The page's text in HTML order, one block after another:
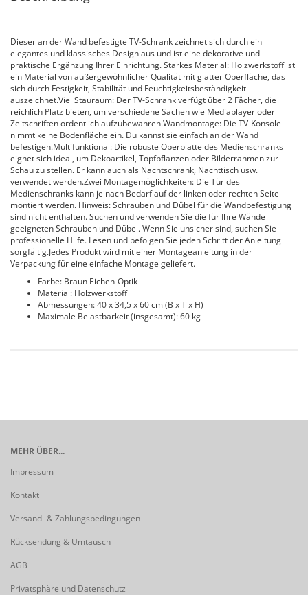
Dieser an der Wand befestigte TV-Schrank zeichnet sich durch ein
elegantes und klassisches Design aus und ist eine dekorative und
praktische Ergänzung Ihrer Einrichtung. Starkes Material: Holzwerkstoff ist
ein Material von außergewöhnlicher Qualität mit glatter Oberfläche, das
sich durch Festigkeit, Stabilität und Feuchtigkeitsbeständigkeit
auszeichnet.Viel Stauraum: Der TV-Schrank verfügt über 2 Fächer, die
reichlich Platz bieten, um verschiedene Sachen wie Mediaplayer oder
Zeitschriften ordentlich aufzubewahren.Wandmontage: Die TV-Konsole
nimmt keine Bodenfläche ein. Du kannst sie einfach an der Wand
befestigen.Multifunktional: Die robuste Oberplatte des Medienschranks
eignet sich ideal, um Dekoartikel, Topfpflanzen oder Bilderrahmen zur
Schau zu stellen. Er kann auch als Nachtschrank, Nachttisch usw.
verwendet werden.Zwei Montagemöglichkeiten: Die Tür des
Medienschranks kann je nach Bedarf auf der linken oder rechten Seite
montiert werden. Hinweis: Schrauben und Dübel für die Wandbefestigung
sind nicht enthalten. Suchen und verwenden Sie die für Ihre Wände
geeigneten Schrauben und Dübel. Wenn Sie unsicher sind, suchen Sie
professionelle Hilfe. Lesen und befolgen Sie jeden Schritt der Anleitung
sorgfältig.Jedes Produkt wird mit einer Montageanleitung in der
Verpackung für eine einfache Montage geliefert.
Farbe: Braun Eichen-Optik
Material: Holzwerkstoff
Abmessungen: 40 x 34,5 x 60 cm (B x T x H)
Maximale Belastbarkeit (insgesamt): 60 kg
MEHR ÜBER...
Impressum
Kontakt
Versand- & Zahlungsbedingungen
Rücksendung & Umtausch
AGB
Privatsphäre und Datenschutz